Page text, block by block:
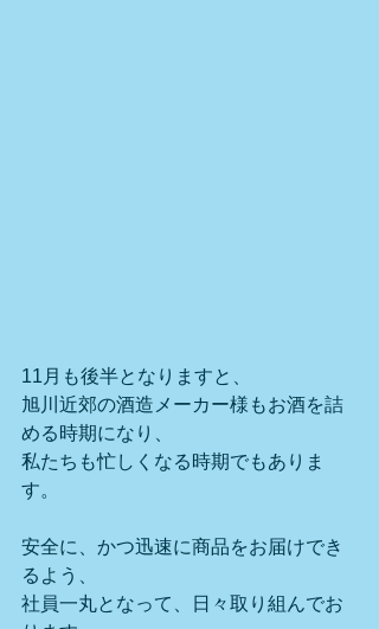
11月も後半となりますと、
旭川近郊の酒造メーカー様もお酒を詰
める時期になり、
私たちも忙しくなる時期でもありま
す。
安全に、かつ迅速に商品をお届けでき
るよう、
社員一丸となって、日々取り組んでお